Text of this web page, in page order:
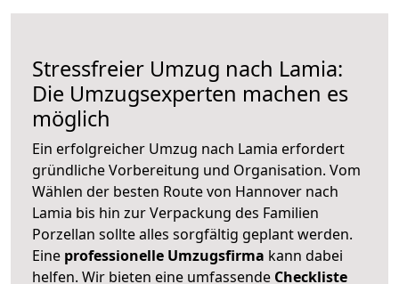
Stressfreier Umzug nach Lamia:
Die Umzugsexperten machen es
möglich
Ein erfolgreicher Umzug nach Lamia erfordert
gründliche Vorbereitung und Organisation. Vom
Wählen der besten Route von Hannover nach
Lamia bis hin zur Verpackung des Familien
Porzellan sollte alles sorgfältig geplant werden.
Eine professionelle Umzugsfirma kann dabei
helfen. Wir bieten eine umfassende Checkliste